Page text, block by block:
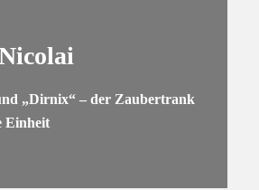
„Dirnix“ – der Zaubertrank
Einheit